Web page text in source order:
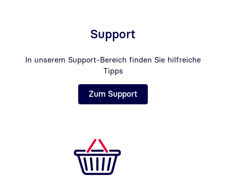
Support
In unserem Support-Bereich finden Sie hilfreiche
Tipps
Zum Support